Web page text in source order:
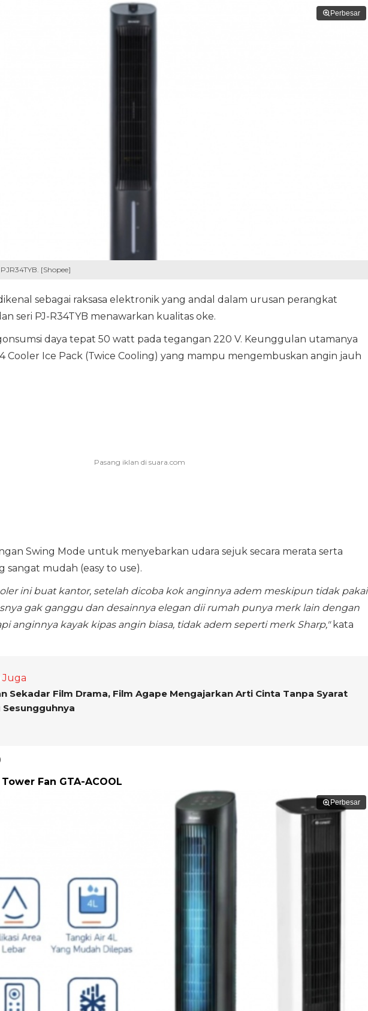
Perbesar
[Shopee]
sebagai raksasa elektronik yang andal dalam urusan perangkat
seri PJ-R34TYB menawarkan kualitas oke.
daya tepat 50 watt pada tegangan 220 V. Keunggulan utamanya
Cooler Ice Pack (Twice Cooling) yang mampu mengembuskan angin jauh
Swing Mode untuk menyebarkan udara sejuk secara merata serta
sangat mudah (easy to use).
ini buat kantor, setelah dicoba kok anginnya adem meskipun tidak pakai
gak ganggu dan desainnya elegan dii rumah punya merk lain dengan
anginnya kayak kipas angin biasa, tidak adem seperti merk Sharp,"kata
Juga
Sekadar Film Drama, Film Agape Mengajarkan Arti Cinta Tanpa Syarat
Sesungguhnya
Fan GTA-ACOOL
Perbesar